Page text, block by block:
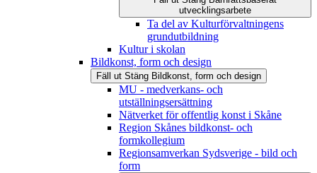
utvecklingsarbete
Ta del av Kulturförvaltningens
grundutbildning
Kultur i skolan
Bildkonst, form och design
Fäll ut Stäng Bildkonst, form och design
MU - medverkans- och
utställningsersättning
Nätverket för offentlig konst i Skåne
Region Skånes bildkonst- och
formkollegium
Regionsamverkan Sydsverige - bild och
form